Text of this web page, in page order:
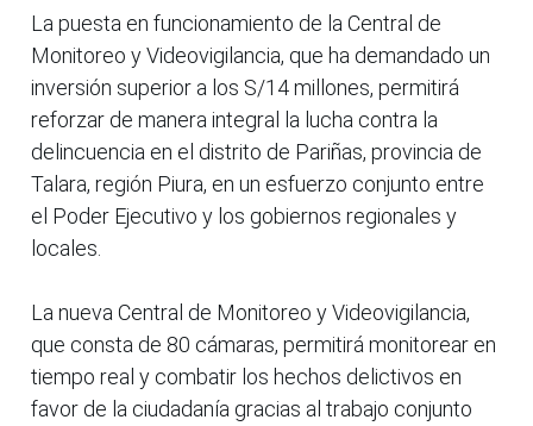
La puesta en funcionamiento de la Central de
Monitoreo y Videovigilancia, que ha demandado un
inversión superior a los S/14 millones, permitirá
reforzar de manera integral la lucha contra la
delincuencia en el distrito de Pariñas, provincia de
Talara, región Piura, en un esfuerzo conjunto entre
el Poder Ejecutivo y los gobiernos regionales y
locales.
La nueva Central de Monitoreo y Videovigilancia,
que consta de 80 cámaras, permitirá monitorear en
tiempo real y combatir los hechos delictivos en
favor de la ciudadanía gracias al trabajo conjunto